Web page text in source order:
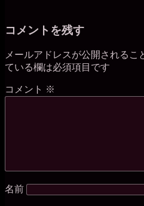
コメントを残す
メールアドレスが公開されるこ
ている欄は必須項目です
コメント ※
名前